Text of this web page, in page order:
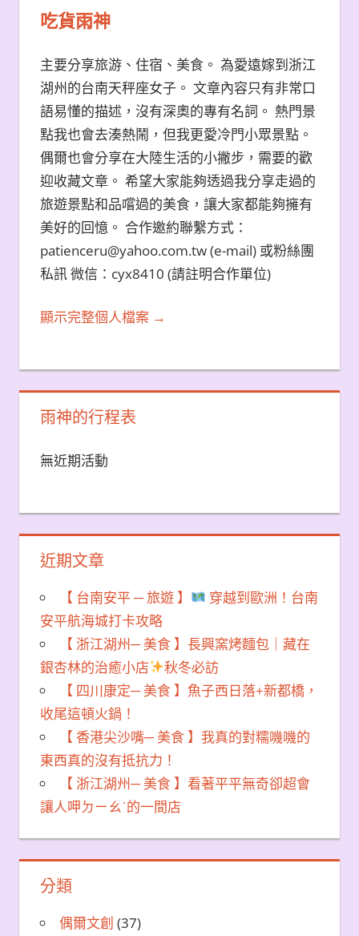
吃貨雨神
主要分享旅游、住宿、美食。 為愛遠嫁到浙江
湖州的台南天秤座女子。 文章內容只有非常口
語易懂的描述，沒有深奧的專有名詞。 熱門景
點我也會去湊熱鬧，但我更愛冷門小眾景點。
偶爾也會分享在大陸生活的小撇步，需要的歡
迎收藏文章。 希望大家能夠透過我分享走過的
旅遊景點和品嚐過的美食，讓大家都能夠擁有
美好的回憶。 合作邀約聯繫方式：
patienceru@yahoo.com.tw (e-mail) 或粉絲團
私訊 微信：cyx8410 (請註明合作單位)
顯示完整個人檔案 →
雨神的行程表
無近期活動
近期文章
【 台南安平 ─ 旅遊 】
穿越到歐洲！台南
安平航海城打卡攻略
【 浙江湖州─ 美食 】長興窯烤麵包｜藏在
銀杏林的治癒小店
秋冬必訪
【 四川康定─ 美食 】魚子西日落+新都橋，
收尾這頓火鍋！
【 香港尖沙嘴─ 美食 】我真的對糯嘰嘰的
東西真的沒有抵抗力！
【 浙江湖州─ 美食 】看著平平無奇卻超會
讓人呷ㄉㄧㄠˊ的一間店
分類
偶爾文創 (37)